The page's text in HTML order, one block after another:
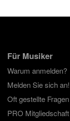
Für Musiker
Warum anmelden?
Melden Sie sich an!
Oft gestellte Fragen
PRO Mitgliedschaft